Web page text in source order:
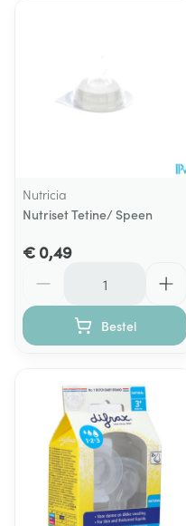
Nutricia
Nutriset Tetine/ Speen
€ 0,49
Bestel